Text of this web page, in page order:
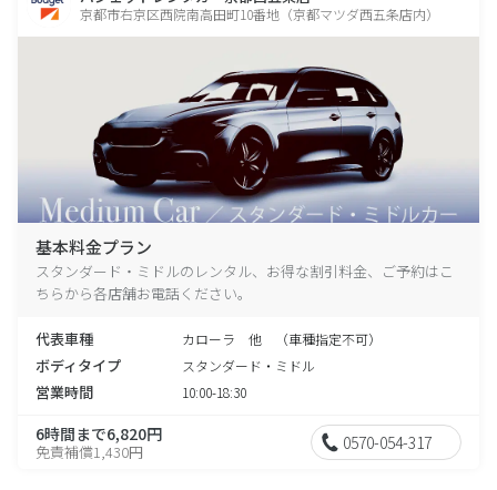
京都市右京区西院南高田町10番地（京都マツダ西五条店内）
基本料金プラン
スタンダード・ミドルのレンタル、お得な割引料金、ご予約はこ
ちらから各店舗お電話ください。
代表車種 カローラ 他 （車種指定不可）
ボディタイプ スタンダード・ミドル
営業時間 10:00-18:30
6時間まで6,820円
免責補償1,430円 0570-054-317